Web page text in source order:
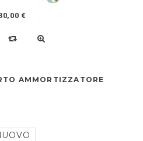
€
AMMORTIZZATORE